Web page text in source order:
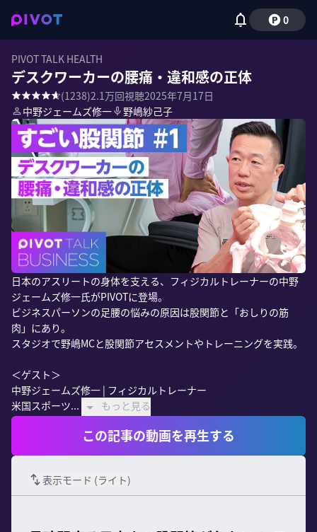
0
PIVOT TALK HEALTH
デスクワーカーの腰痛・違和感の正体
(1238)2.1万回視聴2025年7月17日
中野ジェームズ修一
野嶋紗己子
日本のアスリートの身体を支える、フィジカルトレーナーの中野
ジェームズ修一氏がPIVOTに登場。
ビジネスパーソンの足腰の悩みの原因は股関節と「おしりの筋
肉」にあり。
スタジオで野嶋MCと股関節アセスメントやトレーニングを実践。
＜ゲスト＞
中野ジェームズ修一 | フィジカルトレーナー
米国スポーツ...
もっと見る
この記事の動画を再生する
表示モード (ライト)